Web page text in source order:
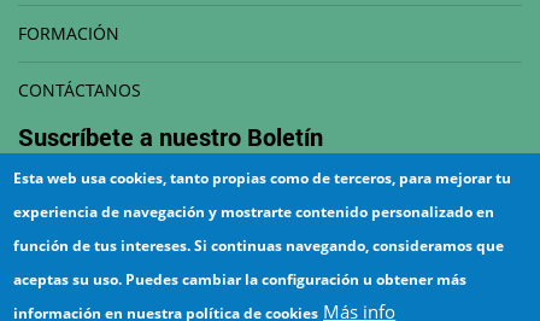
FORMACIÓN
CONTÁCTANOS
Suscríbete a nuestro Boletín
Esta web usa cookies, tanto propias como de terceros, para mejorar tu
experiencia de navegación y mostrarte contenido personalizado en
función de tus intereses. Si continuas navegando, consideramos que
aceptas su uso. Puedes cambiar la configuración u obtener más
información en nuestra política de cookies Más info